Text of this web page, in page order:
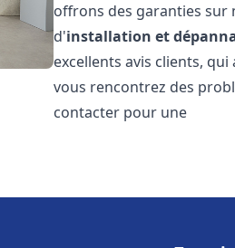
offrons des garanties sur
d'installation et
excellents avis clients,
vous rencontrez des
contacter pour une